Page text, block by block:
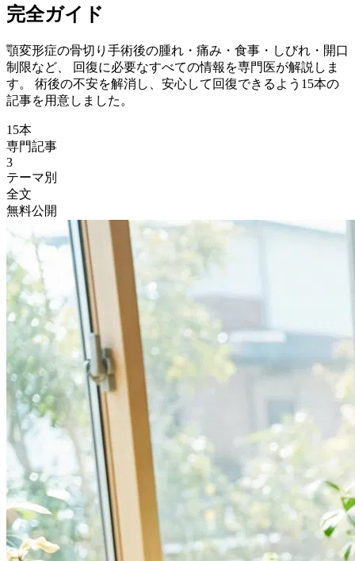
完全ガイド
顎変形症の骨切り手術後の腫れ・痛み・食事・しびれ・開口
制限など、 回復に必要なすべての情報を専門医が解説しま
す。 術後の不安を解消し、安心して回復できるよう 15本の
記事を用意しました。
15本
専門記事
3
テーマ別
全文
無料公開